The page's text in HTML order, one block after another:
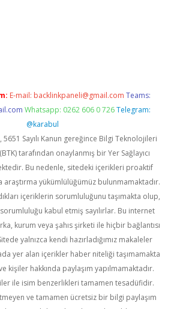
E-mail: backlinkpaneli@gmail.com Teams:
Whatsapp: 0262 606 0 726 Telegram:
@karabul
5651 Sayılı Kanun gereğince Bilgi Teknolojileri
tarafından onaylanmış bir Yer Sağlayıcı
Bu nedenle, sitedeki içerikleri proaktif
yükümlülüğümüz bulunmamaktadır.
içeriklerin sorumluluğunu taşımakta olup,
kabul etmiş sayılırlar. Bu internet
kurum veya şahıs şirketi ile hiçbir bağlantısı
yalnızca kendi hazırladığımız makaleler
yer alan içerikler haber niteliği taşımamakta
kişiler hakkında paylaşım yapılmamaktadır.
ile isim benzerlikleri tamamen tesadüfidir.
ve tamamen ücretsiz bir bilgi paylaşım